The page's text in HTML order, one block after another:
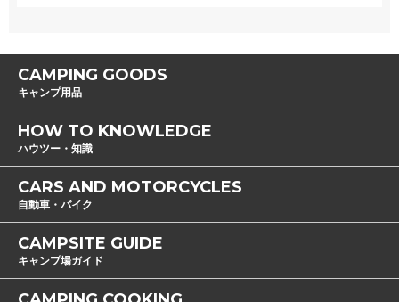
CAMPING GOODS
キャンプ用品
HOW TO KNOWLEDGE
ハウツー・知識
CARS AND MOTORCYCLES
自動車・バイク
CAMPSITE GUIDE
キャンプ場ガイド